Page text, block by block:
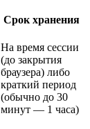
Срок хранения
На время сессии
(до закрытия
браузера) либо
краткий период
(обычно до 30
минут — 1 часа)